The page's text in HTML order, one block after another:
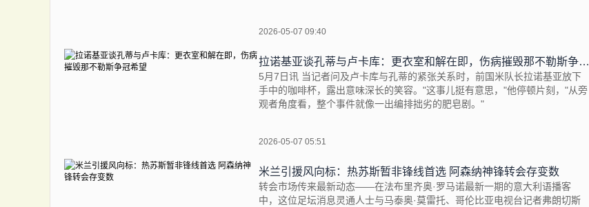
2026-05-07 09:40
拉诺基亚谈孔蒂与卢卡库：更衣室和解在即，伤病摧毁那不勒斯争冠希望
5月7日讯 当记者问及卢卡库与孔蒂的紧张关系时，前国米队长拉诺基亚放下
手中的咖啡杯，露出意味深长的笑容。"这事儿挺有意思，"他停顿片刻，"从旁
观者角度看，整个事件就像一出编排拙劣的肥皂剧。"
2026-05-07 05:51
米兰引援风向标：热苏斯暂非锋线首选 阿森纳神锋转会存变数
转会市场传来最新动态——在法布里齐奥·罗马诺最新一期的意大利语播客
中，这位足坛消息灵通人士与马泰奥·莫雷托、哥伦比亚电视台记者弗朗切斯